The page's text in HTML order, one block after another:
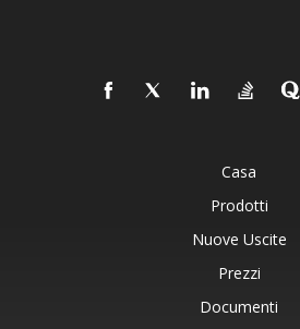
Casa
Prodotti
Nuove Uscite
Prezzi
Documenti